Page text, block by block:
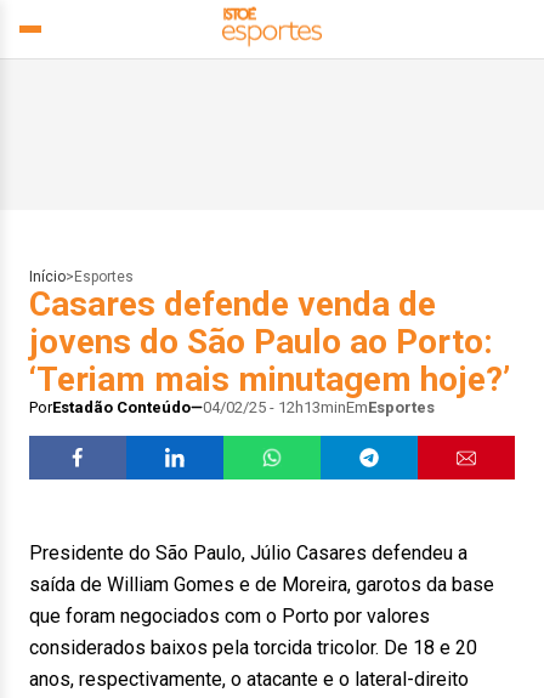
Início> Esportes
Casares defende venda de
jovens do São Paulo ao Porto:
‘Teriam mais minutagem hoje?’
PorEstadão Conteúdo 04/02/25 - 12h13minEmEsportes
Presidente do São Paulo, Júlio Casares defendeu a
saída de William Gomes e de Moreira, garotos da base
que foram negociados com o Porto por valores
considerados baixos pela torcida tricolor. De 18 e 20
anos, respectivamente, o atacante e o lateral-direito